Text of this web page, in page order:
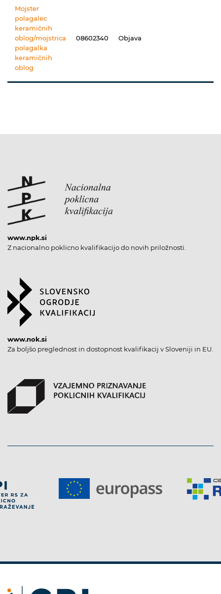
Mojster
polagalec
keramičnih
oblog/mojstrica
polagalka
keramičnih
oblog
08602340 Objava
www.npk.si
Z nacionalno poklicno kvalifikacijo do novih priložnosti.
www.nok.si
Za boljšo preglednost in dostopnost kvalifikacij v Sloveniji in EU.